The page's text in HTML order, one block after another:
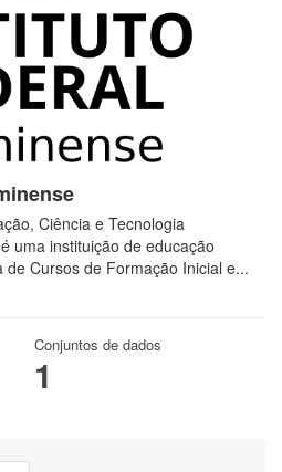
Ciência e Tecnologia
uma instituição de educação
Cursos de Formação Inicial e...
Conjuntos de dados
1